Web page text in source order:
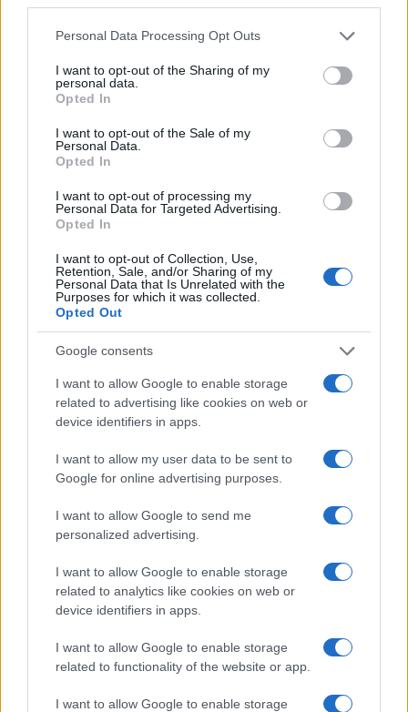
Please note that this website/app uses one or more Google
not limited to your visit or usage behaviour. You may click to
grant or deny consent to Google and its third-party tags to
use your data for below specified purposes in below Google
consent section.
Personal Data Processing Opt Outs
I want to opt-out of the Sharing of my
personal data.
Opted In
I want to opt-out of the Sale of my
Personal Data.
Opted In
I want to opt-out of processing my
Personal Data for Targeted Advertising.
Opted In
I want to opt-out of Collection, Use,
Retention, Sale, and/or Sharing of my
Personal Data that Is Unrelated with the
Purposes for which it was collected.
Opted Out
Google consents
I want to allow Google to enable storage
related to advertising like cookies on web or
device identifiers in apps.
I want to allow my user data to be sent to
Google for online advertising purposes.
I want to allow Google to send me
personalized advertising.
I want to allow Google to enable storage
related to analytics like cookies on web or
device identifiers in apps.
I want to allow Google to enable storage
related to functionality of the website or app.
I want to allow Google to enable storage
Paolo Pinna
Martina Agostina Diturco
I nostri cari
I nostri cari
Giovannimaria Cabras
Invia un Comunicato Stampa|Pubblicità|